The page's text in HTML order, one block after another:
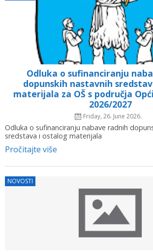
Odluka o sufinanciranju
dopunskih nastavnih
materijala za OŠ s područja
2026/2027
Friday, 26. June 2026.
Odluka o sufinanciranju nabave radnih
sredstava i ostalog materijala
Pročitajte više
NOVOSTI